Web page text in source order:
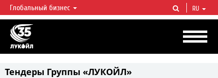
ЛУКОЙЛ СЕГОДНЯ
ЛУКОЙЛ — одна из крупнейших вертикально интегрированных
нефтегазовых компаний в мире, на долю которой приходится более 2%
мировой добычи нефти и около 1% доказанных запасов углеводородов.
Глобальный бизнес RU
Тендеры Группы «ЛУКОЙЛ»